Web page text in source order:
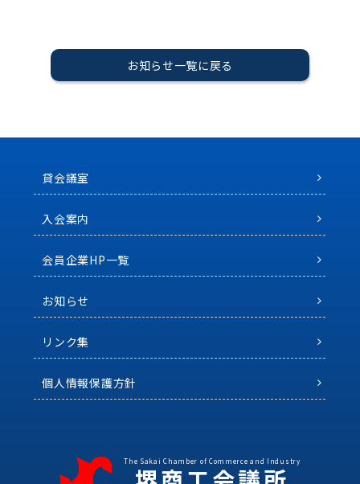
お知らせ一覧に戻る
貸会議室
入会案内
会員企業HP一覧
お知らせ
リンク集
個人情報保護方針
The Sakai Chamber of Commerce and Industry